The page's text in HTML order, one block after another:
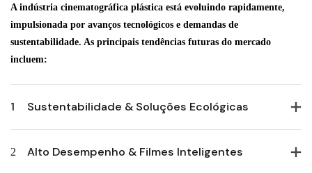
A indústria cinematográfica plástica está evoluindo rapidamente,
impulsionada por avanços tecnológicos e demandas de
sustentabilidade. As principais tendências futuras do mercado
incluem:
1 Sustentabilidade & Soluções Ecológicas
2 Alto Desempenho & Filmes Inteligentes